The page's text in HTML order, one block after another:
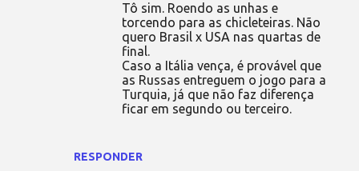
RESPONDER
Tô sim. Roendo as unhas e
torcendo para as chicleteiras. Não
quero Brasil x USA nas quartas de
final.
Caso a Itália vença, é provável que
as Russas entreguem o jogo para a
Turquia, já que não faz diferença
ficar em segundo ou terceiro.